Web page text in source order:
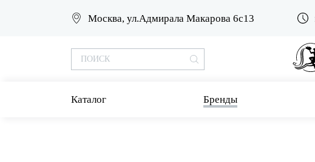
Москва, ул.Адмирала Макарова 6с13
Каталог Бренды